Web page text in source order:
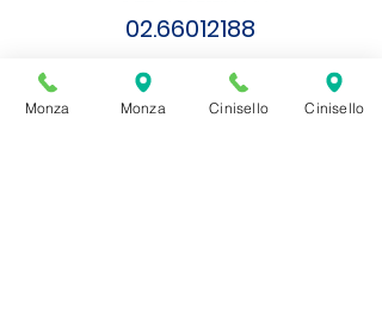
02.66012188
ORARIO CONTINUATO
LUNEDì
- VENERDì
Monza Monza Cinisello Cinisello